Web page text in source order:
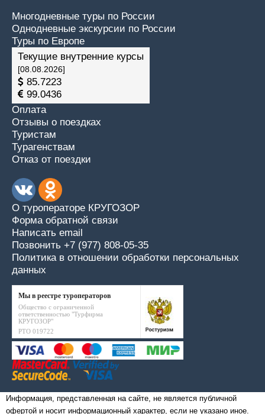
Многодневные туры по России
Однодневные экскурсии по России
Туры по Европе
Текущие внутренние курсы
[08.08.2026]
85.7223
99.0436
Оплата
Отзывы о поездках
Туристам
Турагенствам
Отказ от поездки
О туроператоре КРУГОЗОР
Форма обратной связи
Написать email
Позвонить +7 (977) 808-05-35
Политика в отношении обработки персональных
данных
Мы в реестре туроператоров
Общество с ограниченной
ответственностью "Турфирма
КРУГОЗОР"
РТО 019722
Информация, представленная на сайте, не является публичной
офертой и носит информационный характер, если не указано иное.